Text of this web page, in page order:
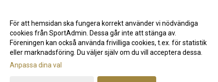
Gå till Webbversion
För att hemsidan ska fungera korrekt använder vi nödvändiga
cookies från SportAdmin. Dessa går inte att stänga av.
Föreningen kan också använda frivilliga cookies, t.ex. för statistik
eller marknadsföring. Du väljer själv om du vill acceptera dessa.
Anpassa dina val